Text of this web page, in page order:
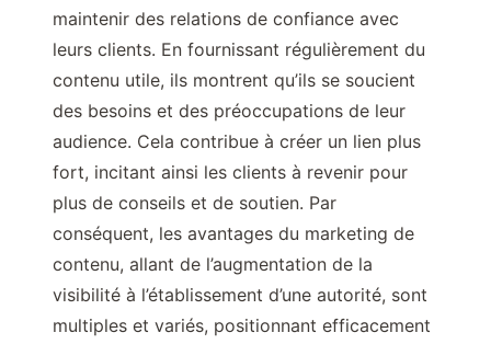
maintenir des relations de confiance avec
leurs clients. En fournissant régulièrement du
contenu utile, ils montrent qu’ils se soucient
des besoins et des préoccupations de leur
audience. Cela contribue à créer un lien plus
fort, incitant ainsi les clients à revenir pour
plus de conseils et de soutien. Par
conséquent, les avantages du marketing de
contenu, allant de l’augmentation de la
visibilité à l’établissement d’une autorité, sont
multiples et variés, positionnant efficacement